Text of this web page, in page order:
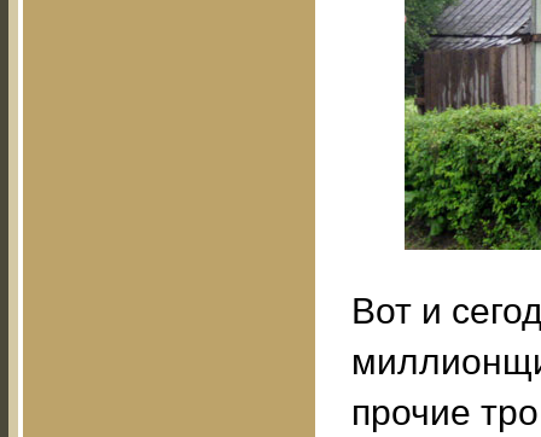
Вот и
прочие